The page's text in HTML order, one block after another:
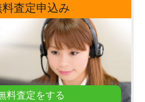
査定申込み
料査定をする